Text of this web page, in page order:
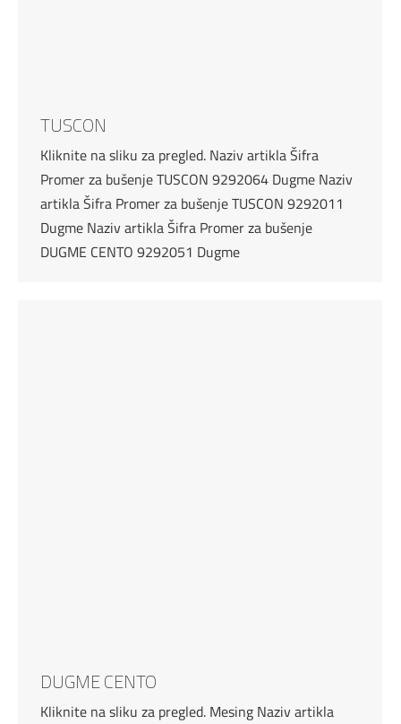
TUSCON
Kliknite na sliku za pregled. Naziv artikla Šifra
Promer za bušenje TUSCON 9292064 Dugme Naziv
artikla Šifra Promer za bušenje TUSCON 9292011
Dugme Naziv artikla Šifra Promer za bušenje
DUGME CENTO 9292051 Dugme
DUGME CENTO
Kliknite na sliku za pregled. Mesing Naziv artikla